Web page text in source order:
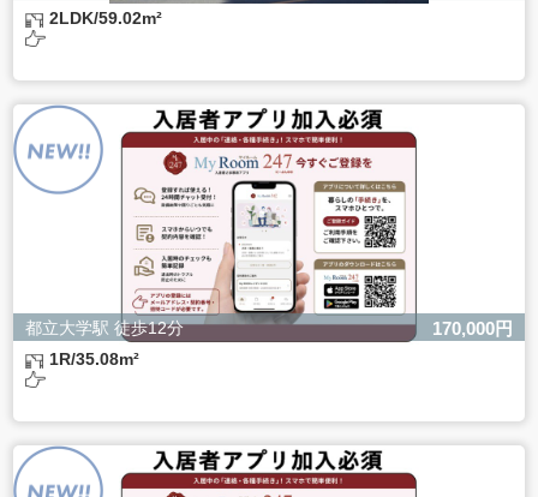
よるものです。
ただし、必要な項目をいただけない場合、適切な対応がで
きない場合があります。
2LDK/59.02m²
都立大学駅 徒歩12分 170,000円
1R/35.08m²